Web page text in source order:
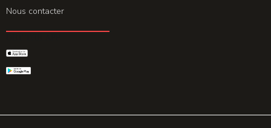
Nous contacter